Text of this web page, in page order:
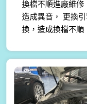
換檔不順進廠維
造成異音， 更換
換，造成換檔不順